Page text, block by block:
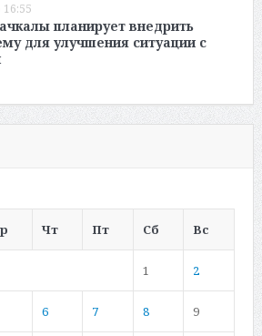
16:55
планирует внедрить
для улучшения ситуации с
Чт Пт Сб Вс
1 2
6 7 8 9